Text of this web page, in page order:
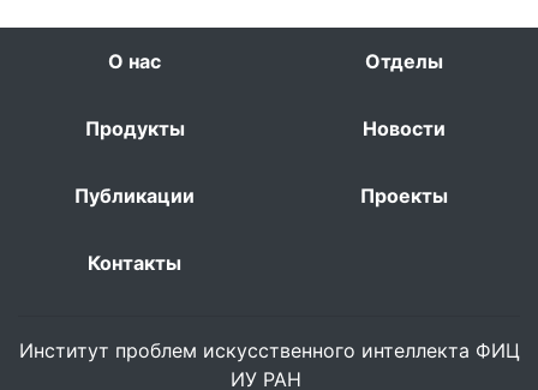
О нас Отделы
Продукты Новости
Публикации Проекты
Контакты
Институт проблем искусственного интеллекта ФИЦ
ИУ РАН